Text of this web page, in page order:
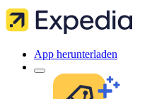
App herunterladen